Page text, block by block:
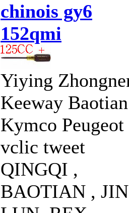
chinois gy6
152qmi
Yiying
Keeway Baotian
Kymco Peugeot
vclic tweet
QINGQI ,
BAOTIAN , JIN